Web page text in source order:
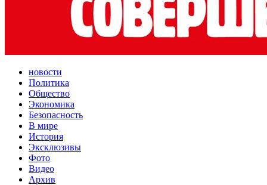
новости
Политика
Общество
Экономика
Безопасность
В мире
История
Эксклюзивы
Фото
Видео
Архив